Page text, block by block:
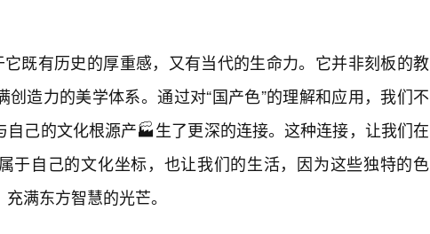
它既有历史的厚重感，又有当代的生命力。它并非刻板的教
造力的美学体系。通过对“国产色”的理解和应用，我们不
自己的文化根源产🏭生了更深的连接。这种连接，让我们在
于自己的文化坐标，也让我们的生活，因为这些独特的色
满东方智慧的光芒。